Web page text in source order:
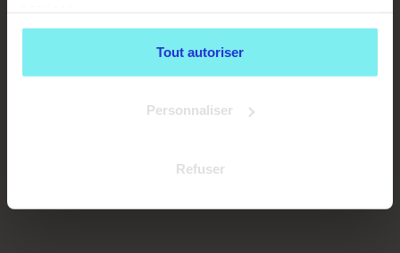
Tout autoriser
Personnaliser
Refuser